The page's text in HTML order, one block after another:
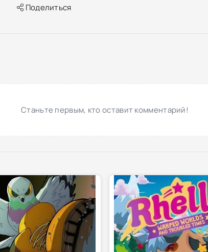
Поделиться
Станьте первым, кто оставит комментарий!